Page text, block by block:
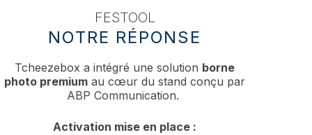
FESTOOL
NOTRE RÉPONSE
Tcheezebox a intégré une solution borne
photo premium au cœur du stand conçu par
ABP Communication.
Activation mise en place :